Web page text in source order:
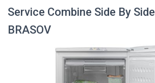
Service Combine Side By
BRASOV